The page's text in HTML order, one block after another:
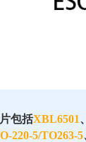
包括XBL6501、
220-5/TO263-5